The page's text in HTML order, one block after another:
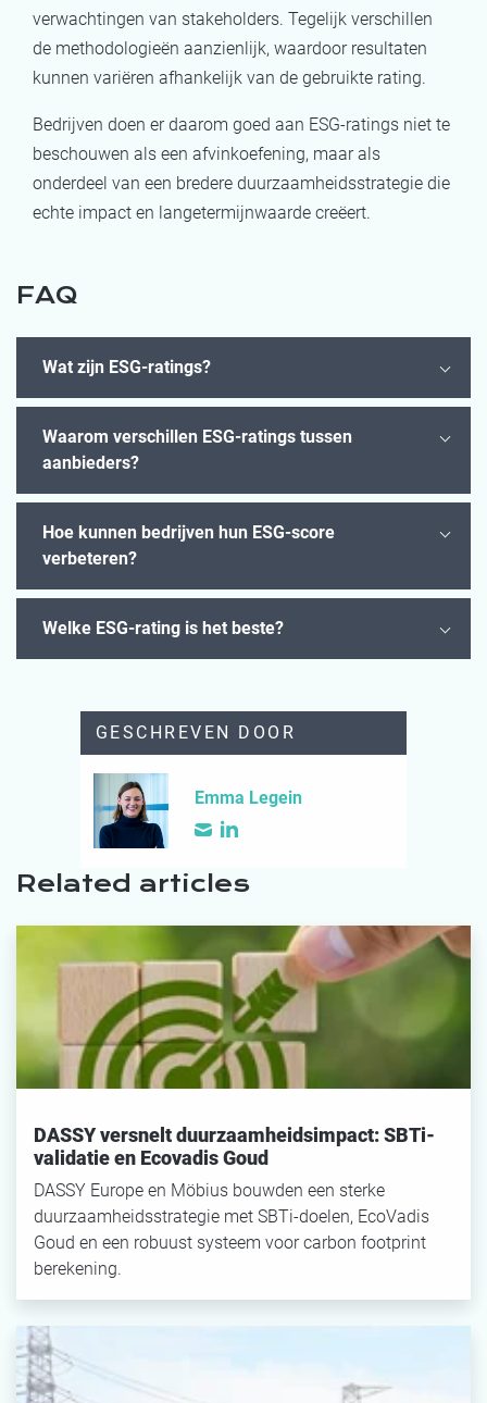
verwachtingen van stakeholders. Tegelijk verschillen
de methodologieën aanzienlijk, waardoor resultaten
kunnen variëren afhankelijk van de gebruikte rating.
Bedrijven doen er daarom goed aan ESG-ratings niet te
beschouwen als een afvinkoefening, maar als
onderdeel van een bredere duurzaamheidsstrategie die
echte impact en langetermijnwaarde creëert.
FAQ
Wat zijn ESG-ratings?
Waarom verschillen ESG-ratings tussen
aanbieders?
Hoe kunnen bedrijven hun ESG-score
verbeteren?
Welke ESG-rating is het beste?
GESCHREVEN DOOR
Emma Legein
Related articles
DASSY versnelt duurzaamheidsimpact: SBTi-
validatie en Ecovadis Goud
DASSY Europe en Möbius bouwden een sterke
duurzaamheidsstrategie met SBTi-doelen, EcoVadis
Goud en een robuust systeem voor carbon footprint
berekening.